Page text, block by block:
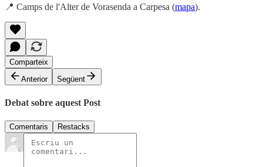
📍 Camps de l'Alter de Vorasenda a Carpesa (mapa).
Comparteix
Anterior
Següent
Debat sobre aquest Post
Comentaris Restacks